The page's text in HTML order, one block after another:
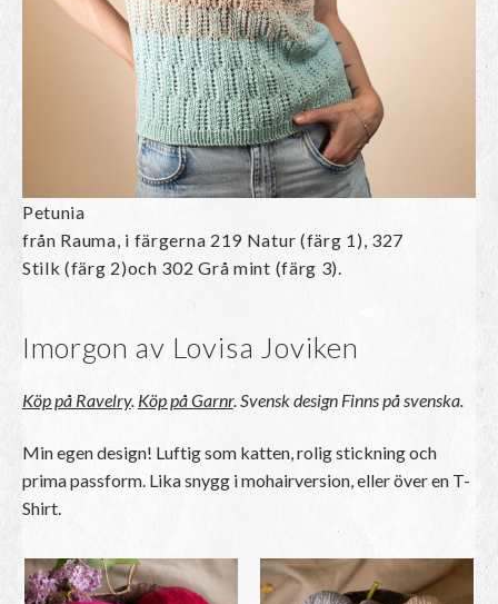
Petunia
från Rauma, i färgerna 219 Natur (färg 1), 327
Stilk (färg 2)och 302 Grå mint (färg 3).
Imorgon av Lovisa Joviken
Köp på Ravelry. Köp på Garnr. Svensk design Finns på svenska.
Min egen design! Luftig som katten, rolig stickning och
prima passform. Lika snygg i mohairversion, eller över en T-
Shirt.